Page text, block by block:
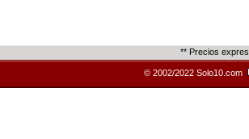
** Precios
© 2002/2022 Solo10.com